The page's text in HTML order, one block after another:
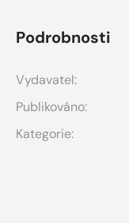
Podrobnosti
Vydavatel:
Publikováno:
Kategorie: